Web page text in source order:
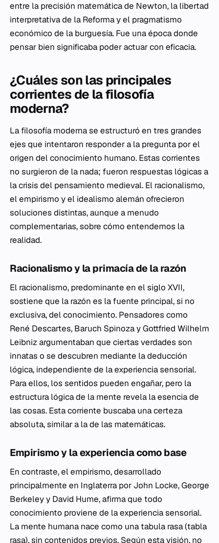
entre la precisión matemática de Newton, la libertad
interpretativa de la Reforma y el pragmatismo
económico de la burguesía. Fue una época donde
pensar bien significaba poder actuar con eficacia.
¿Cuáles son las principales
corrientes de la filosofía
moderna?
La filosofía moderna se estructuró en tres grandes
ejes que intentaron responder a la pregunta por el
origen del conocimiento humano. Estas corrientes
no surgieron de la nada; fueron respuestas lógicas a
la crisis del pensamiento medieval. El racionalismo,
el empirismo y el idealismo alemán ofrecieron
soluciones distintas, aunque a menudo
complementarias, sobre cómo entendemos la
realidad.
Racionalismo y la primacía de la razón
El racionalismo, predominante en el siglo XVII,
sostiene que la razón es la fuente principal, si no
exclusiva, del conocimiento. Pensadores como
René Descartes, Baruch Spinoza y Gottfried Wilhelm
Leibniz argumentaban que ciertas verdades son
innatas o se descubren mediante la deducción
lógica, independiente de la experiencia sensorial.
Para ellos, los sentidos pueden engañar, pero la
estructura lógica de la mente revela la esencia de
las cosas. Esta corriente buscaba una certeza
absoluta, similar a la de las matemáticas.
Empirismo y la experiencia como base
En contraste, el empirismo, desarrollado
principalmente en Inglaterra por John Locke, George
Berkeley y David Hume, afirma que todo
conocimiento proviene de la experiencia sensorial.
La mente humana nace como una tabula rasa(tabla
rasa), sin contenidos previos. Según esta visión, no